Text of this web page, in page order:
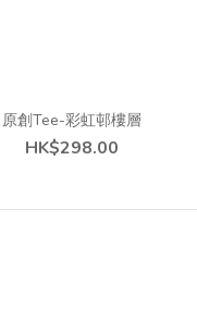
原創Tee-彩虹邨樓層
HK$298.00